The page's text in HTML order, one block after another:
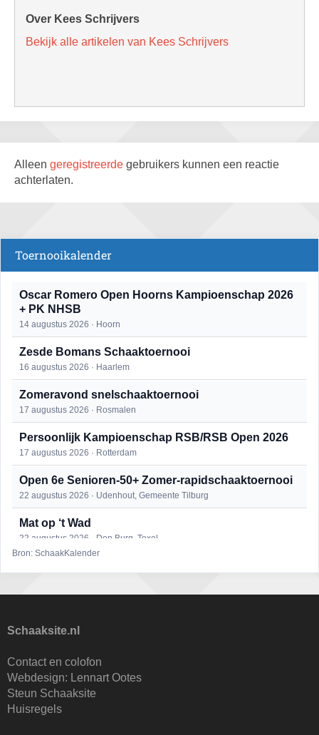
Over Kees Schrijvers
Bekijk alle artikelen van Kees Schrijvers
Alleen geregistreerde gebruikers kunnen een reactie
achterlaten.
Toernooikalender
Oscar Romero Open Hoorns Kampioenschap 2026
+ PK NHSB
14 augustus 2026 · Hoorn
Zesde Bomans Schaaktoernooi
16 augustus 2026 · Haarlem
Zomeravond snelschaaktoernooi
17 augustus 2026 · Rosmalen
Persoonlijk Kampioenschap RSB/RSB Open 2026
17 augustus 2026 · Rotterdam
Open 6e Senioren-50+ Zomer-rapidschaaktoernooi
22 augustus 2026 · Udenhout, Gemeente Tilburg
Mat op ‘t Wad
22 augustus 2026 · Den Burg, Texel
23 augustus 2026 · Utrecht
25 augustus 2026 · Bunschoten-Spakenburg
Nazomervierkampentoernooi 2026
28 augustus 2026 · Assen
Bron: SchaakKalender
Schaaksite.nl
Contact en colofon
Webdesign: Lennart Ootes
Steun Schaaksite
Huisregels